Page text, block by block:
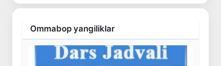
Ommabop yangiliklar